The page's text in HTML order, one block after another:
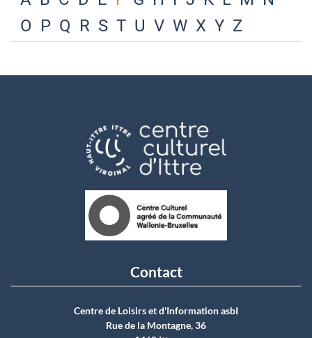
O P Q R S T U V W X Y Z
Contact
Centre de Loisirs et d'Information asbI
Rue de la Montagne, 36